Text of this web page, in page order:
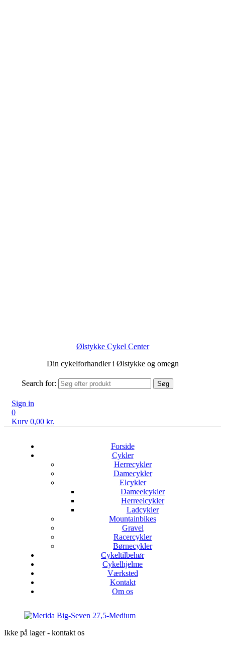
Ølstykke Cykel Center
Din cykelforhandler i Ølstykke og omegn
Search for: Søg
Sign in
0
Kurv 0,00 kr.
Forside
Cykler
Herrecykler
Damecykler
Elcykler
Dameelcykler
Herreelcykler
Ladcykler
Mountainbikes
Gravel
Racercykler
Børnecykler
Cykeltilbehør
Cykelhjelme
Værksted
Kontakt
Om os
Ikke på lager - kontakt os